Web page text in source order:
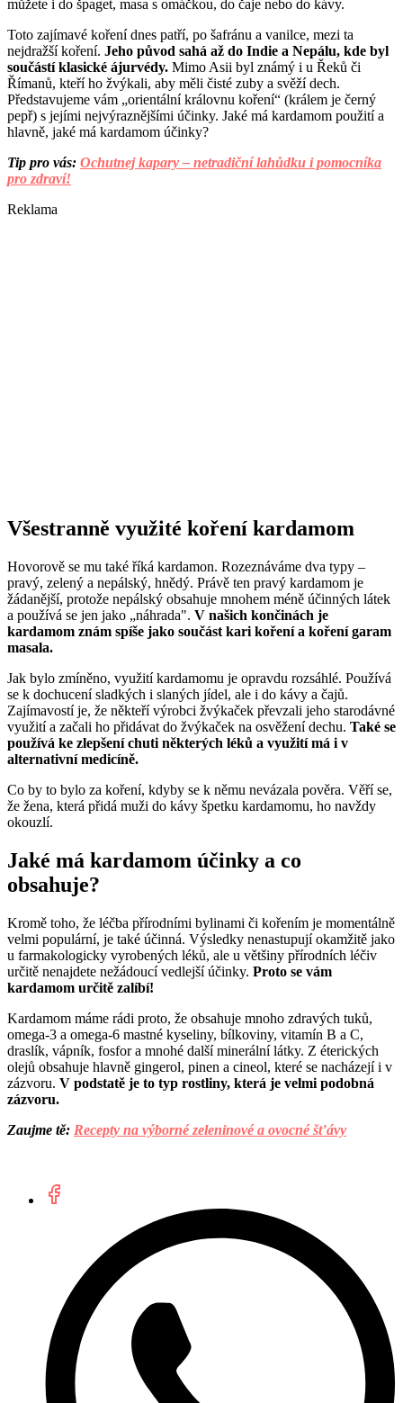
můžete i do špaget, masa s omáčkou, do čaje nebo do kávy.
Toto zajímavé koření dnes patří, po šafránu a vanilce, mezi ta
nejdražší koření. Jeho původ sahá až do Indie a Nepálu, kde byl
součástí klasické ájurvédy. Mimo Asii byl známý i u Řeků či
Římanů, kteří ho žvýkali, aby měli čisté zuby a svěží dech.
Představujeme vám „orientální královnu koření“ (králem je černý
pepř) s jejími nejvýraznějšími účinky. Jaké má kardamom použití a
hlavně, jaké má kardamom účinky?
Tip pro vás: Ochutnej kapary – netradiční lahůdku i pomocníka
pro zdraví!
Reklama
Všestranně využité koření kardamom
Hovorově se mu také říká kardamon. Rozeznáváme dva typy –
pravý, zelený a nepálský, hnědý. Právě ten pravý kardamom je
žádanější, protože nepálský obsahuje mnohem méně účinných látek
a používá se jen jako „náhrada". V našich končinách je
kardamom znám spíše jako součást kari koření a koření garam
masala.
Jak bylo zmíněno, využití kardamomu je opravdu rozsáhlé. Používá
se k dochucení sladkých i slaných jídel, ale i do kávy a čajů.
Zajímavostí je, že někteří výrobci žvýkaček převzali jeho starodávné
využití a začali ho přidávat do žvýkaček na osvěžení dechu. Také se
používá ke zlepšení chuti některých léků a využití má i v
alternativní medicíně.
Co by to bylo za koření, kdyby se k němu nevázala pověra. Věří se,
že žena, která přidá muži do kávy špetku kardamomu, ho navždy
okouzlí.
Jaké má kardamom účinky a co
obsahuje?
Kromě toho, že léčba přírodními bylinami či kořením je momentálně
velmi populární, je také účinná. Výsledky nenastupují okamžitě jako
u farmakologicky vyrobených léků, ale u většiny přírodních léčiv
určitě nenajdete nežádoucí vedlejší účinky. Proto se vám
kardamom určitě zalíbí!
Kardamom máme rádi proto, že obsahuje mnoho zdravých tuků,
omega-3 a omega-6 mastné kyseliny, bílkoviny, vitamín B a C,
draslík, vápník, fosfor a mnohé další minerální látky. Z éterických
olejů obsahuje hlavně gingerol, pinen a cineol, které se nacházejí i v
zázvoru. V podstatě je to typ rostliny, která je velmi podobná
zázvoru.
Zaujme tě: Recepty na výborné zeleninové a ovocné šťávy